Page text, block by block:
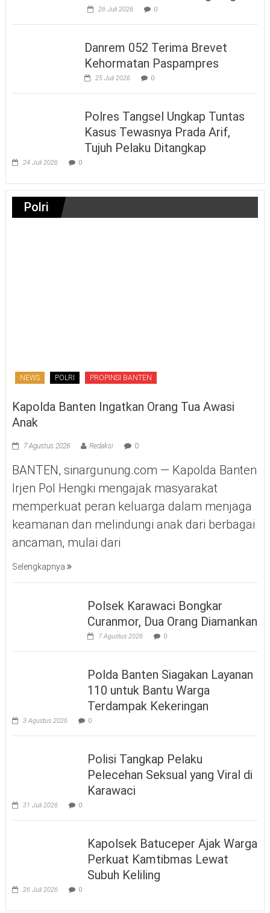
26 Juli 2026 0
Danrem 052 Terima Brevet
Kehormatan Paspampres
25 Juli 2026 0
Polres Tangsel Ungkap Tuntas
Kasus Tewasnya Prada Arif,
Tujuh Pelaku Ditangkap
24 Juli 2026 0
Polri
NEWS POLRI PROPINSI BANTEN
Kapolda Banten Ingatkan Orang Tua Awasi
Anak
7 Agustus 2026 Redaksi 0
BANTEN, sinargunung.com — Kapolda Banten
Irjen Pol Hengki mengajak masyarakat
memperkuat peran keluarga dalam menjaga
keamanan dan melindungi anak dari berbagai
ancaman, mulai dari
Selengkapnya
Polsek Karawaci Bongkar
Curanmor, Dua Orang Diamankan
7 Agustus 2026 0
Polda Banten Siagakan Layanan
110 untuk Bantu Warga
Terdampak Kekeringan
3 Agustus 2026 0
Polisi Tangkap Pelaku
Pelecehan Seksual yang Viral di
Karawaci
31 Juli 2026 0
Kapolsek Batuceper Ajak Warga
Perkuat Kamtibmas Lewat
Subuh Keliling
26 Juli 2026 0